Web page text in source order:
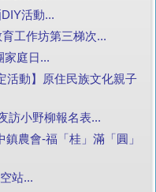
活動...
工作坊第三梯次...
家庭日...
活動】原住民族文化親子
訪小野柳報名表...
農會-福「桂」滿「圓」
站...